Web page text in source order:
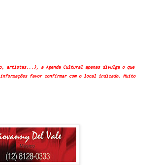
artistas...), a Agenda Cultural apenas divulga o que
favor confirmar com o local indicado. Muito